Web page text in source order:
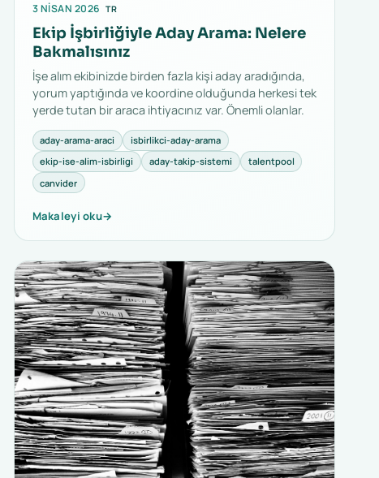
3 NISAN 2026 TR
Ekip İşbirliğiyle Aday Arama: Nelere
Bakmalısınız
İşe alım ekibinizde birden fazla kişi aday aradığında,
yorum yaptığında ve koordine olduğunda herkesi tek
yerde tutan bir araca ihtiyacınız var. Önemli olanlar.
aday-arama-araci
isbirlikci-aday-arama
ekip-ise-alim-isbirligi
aday-takip-sistemi
talentpool
canvider
Makaleyi oku→